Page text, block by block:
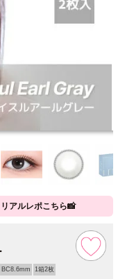
リアルレポこちら📸
BC8.6mm 1箱2枚